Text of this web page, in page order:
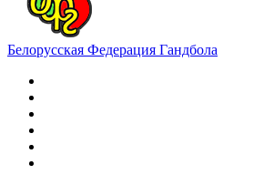
Белорусская Федерация Гандбола